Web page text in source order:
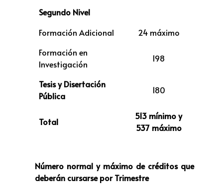
Segundo Nivel
Formación Adicional
24 máximo
Formación en
Investigación
198
Tesis y Disertación
Pública
180
Total
513 mínimo y
537 máximo
Número normal y máximo de créditos que
deberán cursarse por Trimestre